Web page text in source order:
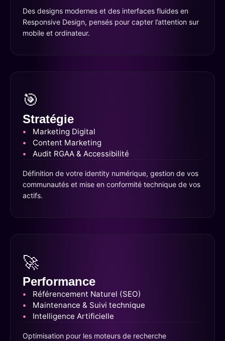
Des designs modernes et des interfaces fluides en
Responsive Design, pensés pour capter l’attention sur
mobile et ordinateur.
🎯
Stratégie
Marketing Digital
Content Marketing
Audit RGAA & Accessibilité
Définition de votre identity numérique, gestion de vos
communautés et mise en conformité technique de vos
actifs.
🚀
Performance
Référencement Naturel (SEO)
Maintenance & Suivi technique
Intelligence Artificielle
Optimisation pour les moteurs de recherche